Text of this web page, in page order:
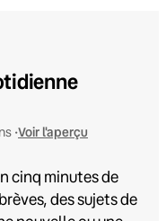
•Voir l'aperçu
cinq minutes de
des sujets de